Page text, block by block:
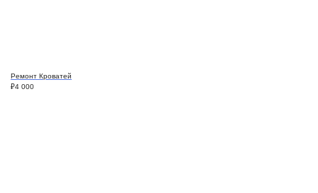
Ремонт Кроватей
₽4 000